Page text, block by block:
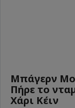
Μπάγερν
Πήρε το
Χάρι Κέιν